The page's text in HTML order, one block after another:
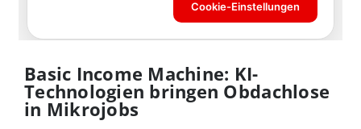
Basic Income Machine: KI-
Technologien bringen Obdachlose
in Mikrojobs